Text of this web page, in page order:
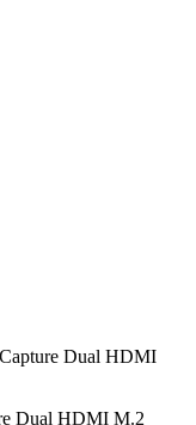
Dual HDMI
Dual HDMI M.2